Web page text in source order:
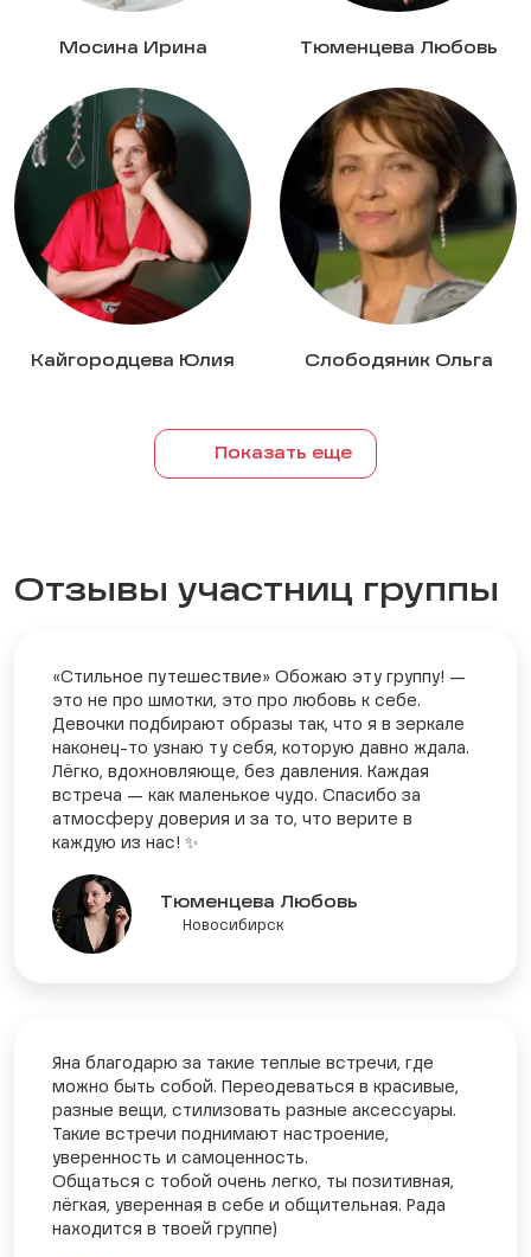
Мосина Ирина Тюменцева Любовь
Кайгородцева Юлия Слободяник Ольга
Показать еще
Отзывы участниц группы
«Стильное путешествие» Обожаю эту группу! —
это не про шмотки, это про любовь к себе.
Девочки подбирают образы так, что я в зеркале
наконец-то узнаю ту себя, которую давно ждала.
Лёгко, вдохновляюще, без давления. Каждая
встреча — как маленькое чудо. Спасибо за
атмосферу доверия и за то, что верите в
каждую из нас! ✨
Тюменцева Любовь
Новосибирск
Яна благодарю за такие теплые встречи, где
можно быть собой. Переодеваться в красивые,
разные вещи, стилизовать разные аксессуары.
Такие встречи поднимают настроение,
уверенность и самоценность.
Общаться с тобой очень легко, ты позитивная,
лёгкая, уверенная в себе и общительная. Рада
находится в твоей группе)